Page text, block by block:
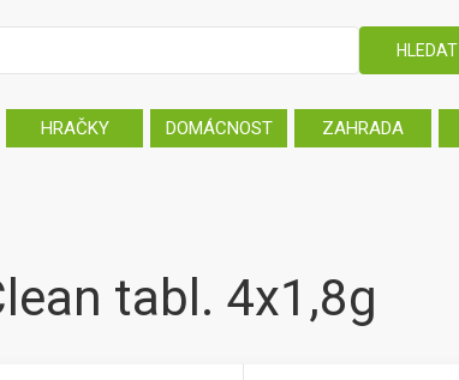
HRAČKY DOMÁCNOST ZAHRADA
tabl. 4x1,8g